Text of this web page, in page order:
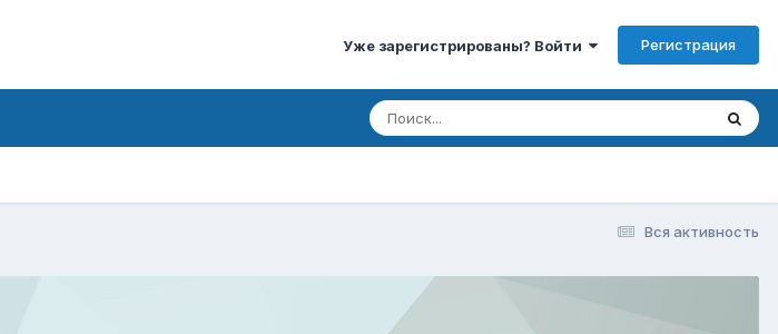
Уже зарегистрированы? Войти Регистрация
Вся активность